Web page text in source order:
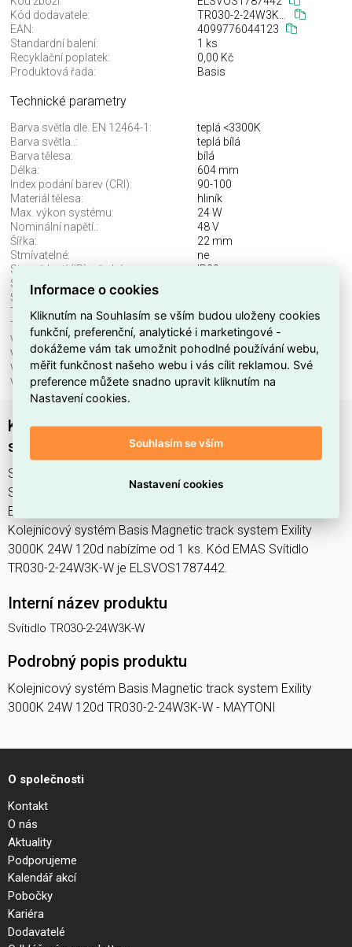
Kód dodavatele:
TR030-2-24W3K-W
EAN:
4099776044123
Standardní balení:
1 ks
Recyklační poplatek:
0,00 Kč
Produktová řada:
Basis
Technické parametry
Barva světla dle. EN 12464-1:
teplá <3300K
Barva světla..:
teplá bílá
Barva tělesa:
bílá
Délka:
604 mm
Index podání barev (CRI):
90-100
Materiál tělesa:
hliník
Max. výkon systému:
24 W
Nominální napětí.:
48 V
Šířka:
22 mm
Stmívatelné:
ne
Stupeň krytí (IP), přední:
IP20
Světelný tok:
Světelný zdroj:
Teplota barvy.:
3000 K
Třída ochrany:
Včetně svět. zdroje:
ano
Vhodné pro počet svět. zdrojů:
1
Vhodné pro výkon světel. zdroje:
24 W
Výška/hloubka:
44 mm
Kolejnicový systém Basis Magnetic track
system Exility 3000K 24W 120d
Svítidlo TR030-2-24W3K-W najdete v kategoriích Svítidla,
Svítidla, světelné zdroje a LED osvětlení, výrobce Maytoni,
EAN 4099776044123, kód dodavatele TR030-2-24W3K-W.
Kolejnicový systém Basis Magnetic track system Exility
3000K 24W 120d nabízíme od 1 ks. Kód EMAS Svítidlo
TR030-2-24W3K-W je ELSVOS1787442.
Interní název produktu
Svítidlo TR030-2-24W3K-W
Podrobný popis produktu
Kolejnicový systém Basis Magnetic track system Exility
3000K 24W 120d TR030-2-24W3K-W - MAYTONI
O společnosti
Kontakt
O nás
Aktuality
Podporujeme
Kalendář akcí
Pobočky
Kariéra
Dodavatelé
Informace o cookies
Kliknutím na Souhlasím se vším budou uloženy cookies
funkční, preferenční, analytické i marketingové -
dokážeme vám tak umožnit pohodlné používání webu,
měřit funkčnost našeho webu i vás cílit reklamou. Své
preference můžete snadno upravit kliknutím na
Nastavení cookies.
Souhlasím se vším
Nastavení cookies